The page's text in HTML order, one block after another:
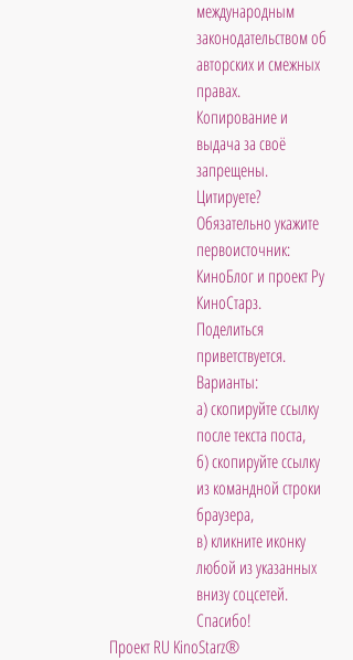
международным
законодательством об
авторских и смежных
правах.
Копирование и
выдача за своё
запрещены.
Цитируете?
Обязательно укажите
первоисточник:
КиноБлог и проект Ру
КиноСтарз.
Поделиться
приветствуется.
Варианты:
а) скопируйте ссылку
после текста поста,
б) скопируйте ссылку
из командной строки
браузера,
в) кликните иконку
любой из указанных
внизу соцсетей.
Спасибо!
Проект RU KinoStarz®